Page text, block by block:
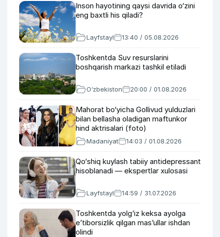
Inson hayotining qaysi davrida o‘zini
eng baxtli his qiladi?
Layfstayl 13:40 / 05.08.2026
Toshkentda Suv resurslarini
boshqarish markazi tashkil etiladi
O‘zbekiston 20:00 / 01.08.2026
Mahorat bo‘yicha Gollivud yulduzlari
bilan bellasha oladigan maftunkor
hind aktrisalari (foto)
Madaniyat 14:03 / 01.08.2026
Qo‘shiq kuylash tabiiy antidepressant
hisoblanadi — ekspertlar xulosasi
Layfstayl 14:59 / 31.07.2026
Toshkentda yolg‘iz keksa ayolga
e’tiborsizlik qilgan mas’ullar ishdan
olindi